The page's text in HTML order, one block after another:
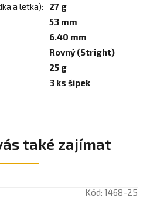
a letka):
27 g
53 mm
6.40 mm
Rovný (Stright)
25 g
3 ks šipek
také zajímat
Kód: 1468-25